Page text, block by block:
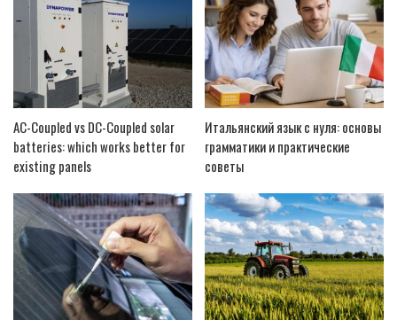
AC-Coupled vs DC-Coupled solar
batteries: which works better for
existing panels
Итальянский язык с нуля: основы
грамматики и практические
советы